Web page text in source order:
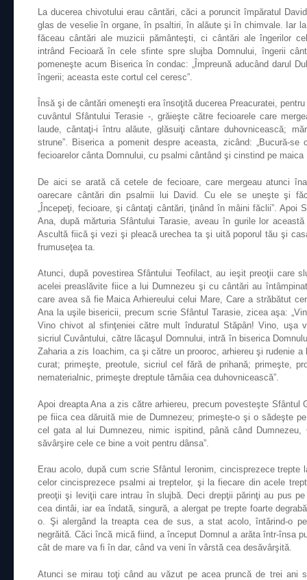
La ducerea chivotului erau cântări, căci a poruncit împăratul
glas de veselie în organe, în psaltiri, în alăute şi în chimvale. Iar
făceau cântări ale muzicii pământeşti, ci cântări ale îngerilor
intrând Fecioară în cele sfinte spre slujba Domnului, îngerii
pomeneşte acum Biserica în condac: „Împreună aducând darul
îngerii; aceasta este cortul cel ceresc”.
Însă şi de cântări omeneşti era însoţită ducerea Preacuratei,
cuvântul Sfântului Terasie -, grăieşte către fecioarele care
laude, cântaţi-i întru alăute, glăsuiţi cântare duhovnicească;
strune”. Biserica a pomenit despre aceasta, zicând: „Bucură-
fecioarelor cânta Domnului, cu psalmi cântând şi cinstind pe maica
De aici se arată că cetele de fecioare, care mergeau atunci
oarecare cântări din psalmii lui David. Cu ele se uneşte şi
„Începeţi, fecioare, şi cântaţi cântări, ţinând în mâini făclii”.
Ana, după mărturia Sfântului Tarasie, aveau în gurile lor
Ascultă fiică şi vezi şi pleacă urechea ta şi uită poporul tău şi
frumuseţea ta.
Atunci, după povestirea Sfântului Teofilact, au ieşit preoţii care
acelei preaslăvite fiice a lui Dumnezeu şi cu cântări au
care avea să fie Maica Arhiereului celui Mare, Care a străbătut
Ana la uşile bisericii, precum scrie Sfântul Tarasie, zicea aşa:
Vino chivot al sfinţeniei către mult înduratul Stăpân! Vino, uşa
sicriul Cuvântului, către lăcaşul Domnului, intră în biserica
Zaharia a zis Ioachim, ca şi către un prooroc, arhiereu şi rudenie a
curat; primeşte, preotule, sicriul cel fără de prihană; primeşte,
nematerialnic, primeşte dreptule tămâia cea duhovnicească”.
Apoi dreapta Ana a zis către arhiereu, precum povesteşte Sfântul
pe fiica cea dăruită mie de Dumnezeu; primeşte-o şi o sădeşte
cel gata al lui Dumnezeu, nimic ispitind, până când
săvârşire cele ce bine a voit pentru dânsa”.
Erau acolo, după cum scrie Sfântul Ieronim, cincisprezece trepte
celor cincisprezece psalmi ai treptelor, şi la fiecare din acele
preoţii şi leviţii care intrau în slujbă. Deci drepţii părinţi au pus
cea dintâi, iar ea îndată, singură, a alergat pe trepte foarte
o. Şi alergând la treapta cea de sus, a stat acolo, întărind-o
negrăită. Căci încă mică fiind, a început Domnul a arăta într-însa
cât de mare va fi în dar, când va veni în vârstă cea desăvârşită.
Atunci se mirau toţi când au văzut pe acea pruncă de trei ani